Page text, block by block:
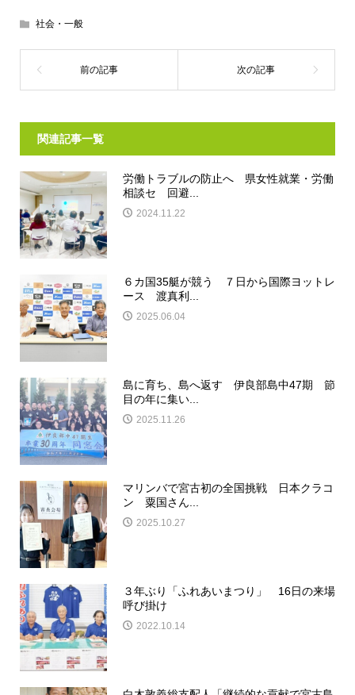
社会・一般
関連記事一覧
労働トラブルの防止へ 県女性就業・労働
相談セ 回避...
2024.11.22
６カ国35艇が競う ７日から国際ヨットレ
ース 渡真利...
2025.06.04
島に育ち、島へ返す 伊良部島中47期 節
目の年に集い...
2025.11.26
マリンバで宮古初の全国挑戦 日本クラコ
ン 粟国さん...
2025.10.27
３年ぶり「ふれあいまつり」 16日の来場
呼び掛け
2022.10.14